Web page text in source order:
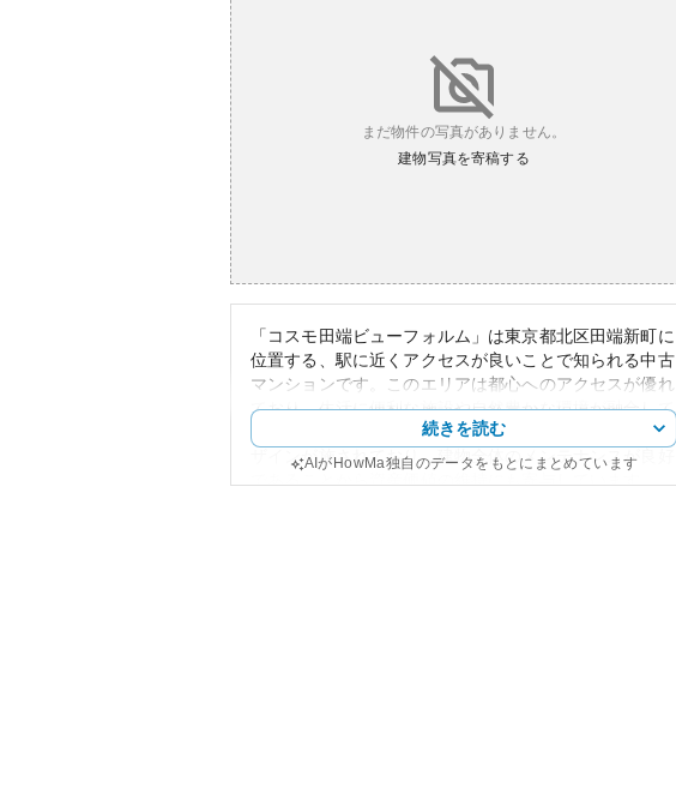
まだ物件の写真がありません。
建物写真を寄稿する
「コスモ田端ビューフォルム」は東京都北区田端新町に
位置する、駅に近くアクセスが良いことで知られる中古
マンションです。このエリアは都心へのアクセスが優れ
ており、生活に便利な施設や自然豊かな環境が融合して
いるのが魅力です。外観は現代的で街並みに調和するデ
ザインが施されており、建物全体のメンテナンスが良好
続きを読む
AIがHowMa独自のデータをもとにまとめています